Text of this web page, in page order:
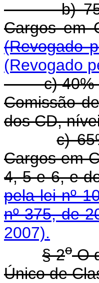
b) 75%
Cargos
(Revogado
(Revogado
c) 40%
Comissão
dos CD,
c)
Cargos em
4, 5 e 6,
pela lei nº
nº 375, de
2007).
§ 2oO
Único de